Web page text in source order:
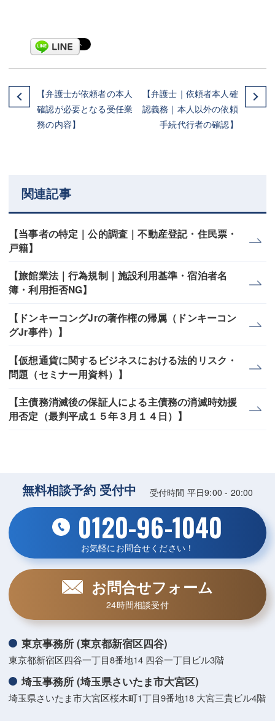
【弁護士が依頼者の本人
確認が必要となる受任業
務の内容】
【弁護士｜依頼者本人確
認義務｜本人以外の依頼
手続代行者の確認】
関連記事
【当事者の特定｜公的調査｜不動産登記・住民票・
戸籍】
【旅館業法｜行為規制｜施設利用基準・宿泊者名
簿・利用拒否NG】
【ドンキーコングJrの著作権の帰属（ドンキーコン
グJr事件）】
【仮想通貨に関するビジネスにおける法的リスク・
問題（セミナー用資料）】
【主債務消滅後の保証人による主債務の消滅時効援
用否定（最判平成１５年３月１４日）】
無料相談予約 受付中 受付時間 平日9:00 - 20:00
0120-96-1040
お気軽にお問合せください！
お問合せフォーム
24時間相談受付
東京事務所 (東京都新宿区四谷)
東京都新宿区四谷一丁目8番地14 四谷一丁目ビル3階
埼玉事務所 (埼玉県さいたま市大宮区)
埼玉県さいたま市大宮区桜木町1丁目9番地18 大宮三貴ビル4階